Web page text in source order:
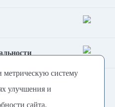
систему
улучшения и
сайта,